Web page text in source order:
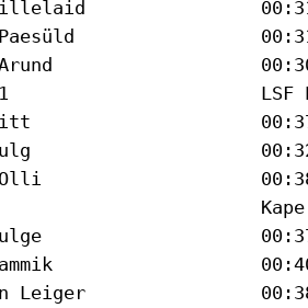
1                       LSF PT
Kape
Leiger